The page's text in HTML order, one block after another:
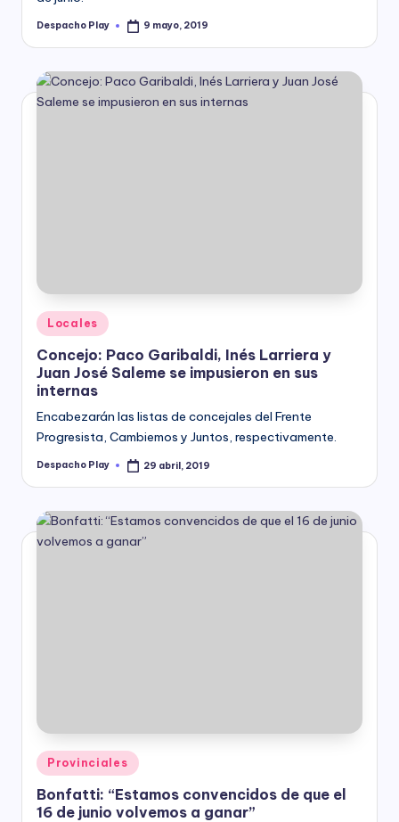
Posted
Despacho Play 9 mayo, 2019
Posted
in
Locales
Concejo: Paco Garibaldi, Inés Larriera y
Juan José Saleme se impusieron en sus
internas
Encabezarán las listas de concejales del Frente
Progresista, Cambiemos y Juntos, respectivamente.
Posted
Despacho Play 29 abril, 2019
Posted
Provinciales
Bonfatti: “Estamos convencidos de que el
16 de junio volvemos a ganar”